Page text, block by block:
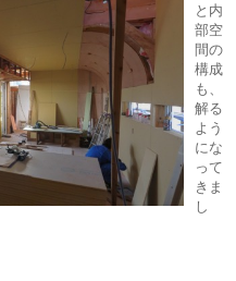
と内
部空
間の
構成
も、
解る
よう
にな
って
きま
し